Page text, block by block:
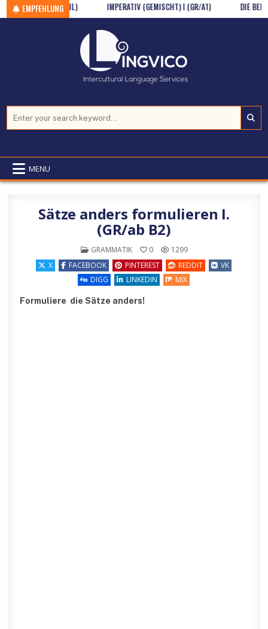
Skip to content
EMPFEHLUNG
IM TELC-STIL) IMPERATIV (GEMISCHT) I (GR/A1) DIE
MENU
Sätze anders formulieren I.
(GR/ab B2)
POSTED IN
GRAMMATIK 0
1299
X
FACEBOOK PINTEREST REDDIT
VK
DIGG
LINKEDIN MIX
Formuliere die Sätze anders!